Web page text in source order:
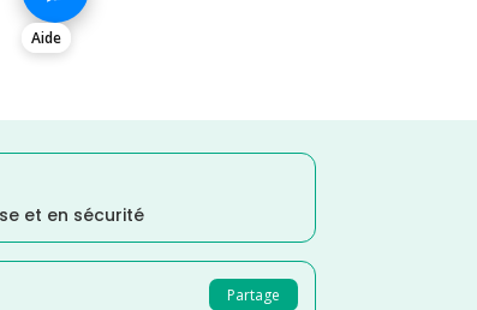
Aide
et en sécurité
Partage